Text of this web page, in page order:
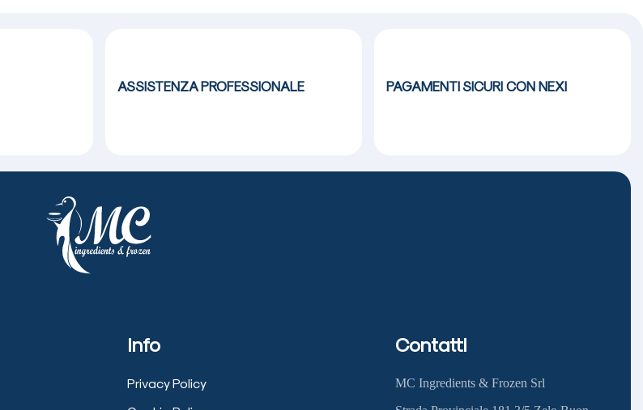
ASSISTENZAPROFESSIONALE PAGAMENTI SICURI CON NEXI
Info
Privacy Policy
Contatti
MC Ingredients & Frozen Srl